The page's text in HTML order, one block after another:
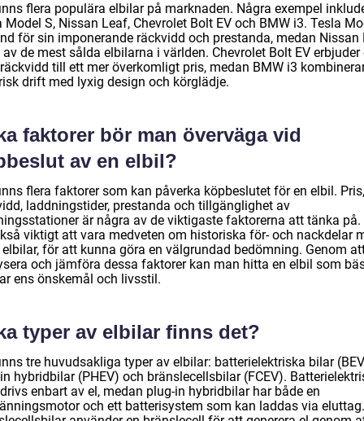
flera populära elbilar på marknaden. Några exempel
Model S, Nissan Leaf, Chevrolet Bolt EV och BMW i3. Tesla
för sin imponerande räckvidd och prestanda, medan Nissan
av de mest sålda elbilarna i världen. Chevrolet Bolt EV erbjuder
till ett mer överkomligt pris, medan BMW i3
drift med lyxig design och körglädje.
faktorer bör man överväga vid
av en elbil?
flera faktorer som kan påverka köpbeslutet för en elbil. Pris,
laddningstider, prestanda och tillgänglighet av
är några av de viktigaste faktorerna att tänka på.
viktigt att vara medveten om historiska för- och nackdelar
för att kunna göra en välgrundad bedömning. Genom
och jämföra dessa faktorer kan man hitta en elbil som
ens önskemål och livsstil.
typer av elbilar finns det?
tre huvudsakliga typer av elbilar: batterielektriska bilar
hybridbilar (PHEV) och bränslecellsbilar (FCEV).
enbart av el, medan plug-in hybridbilar har både en
och ett batterisystem som kan laddas via eluttag.